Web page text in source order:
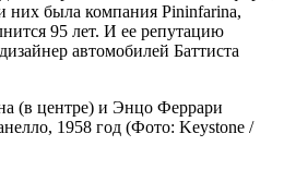
них была компания Pininfarina,
95 лет. И ее репутацию
автомобилей Баттиста
(в центре) и Энцо Феррари
1958 год (Фото: Keystone /